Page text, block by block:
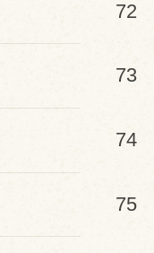
72
73
74
75